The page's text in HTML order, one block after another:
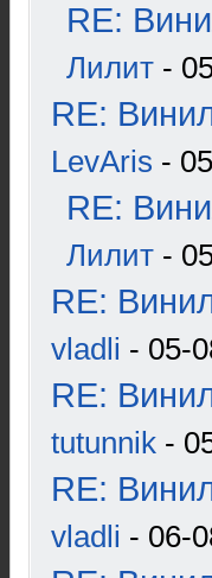
RE:
Лилит -
RE:
LevAris -
RE:
Лилит -
RE:
vladli - 05-
RE:
tutunnik -
RE:
vladli - 06-